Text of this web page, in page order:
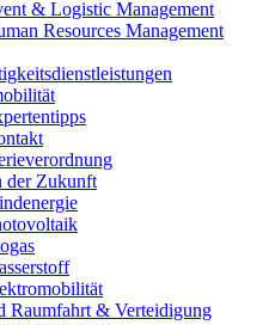
& Logistic Management
Resources Management
der Zukunft
Raumfahrt & Verteidigung